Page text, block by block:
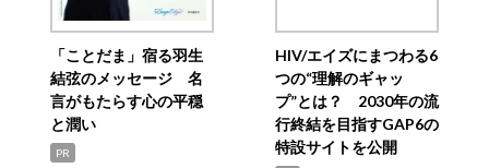
「ことだま」宿る羽生
結弦のメッセージ 名
言がもたらす心の平穏
と潤い
PR
HIV/エイズにまつわる6
つの“理解のギャッ
プ”とは？ 2030年の流
行終結を目指すGAP6の
特設サイトを公開